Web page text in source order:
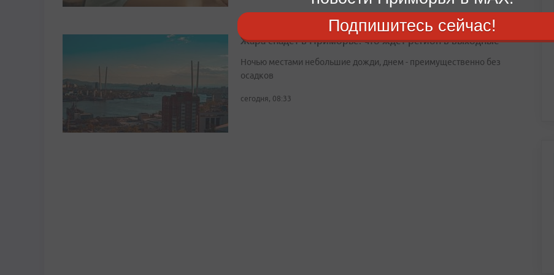
Жара спадет в Приморье: что ждет регион в выходные
Ночью местами небольшие дожди, днем - преимущественно без
осадков
сегодня, 08:33
Подпишитесь сейчас!